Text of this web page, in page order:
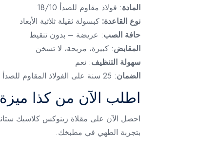
المادة: فولاذ مقاوم للصدأ 18/10
نوع القاعدة: كبسولة ثقيلة ثلاثية الأبعاد
حافة الصب: عريضة – بدون تنقيط
المقابض: كبيرة، مريحة، لا تسخن
سهولة التنظيف: نعم
الضمان: 25 سنة على الفولاذ المقاوم للصدأ
اطلب الآن من كذا ميزة
بتجربة الطهي في مطبخك.